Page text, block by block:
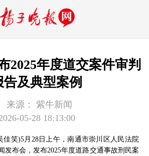
2025年度道交案件审判
告及典型案例
来源：
紫牛新闻
05-28 18:13:00
佳笑)5月28日上午，南通市崇川区人民法院
发布会，发布2025年度道路交通事故刑民案